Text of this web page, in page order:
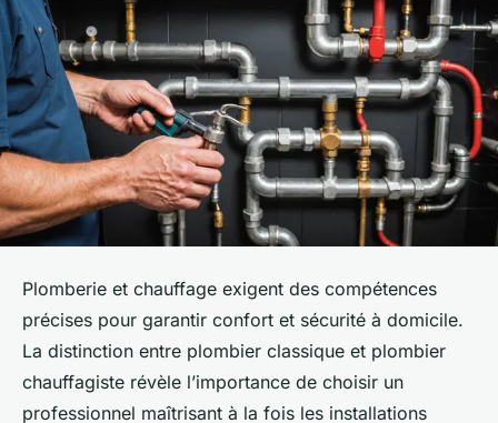
Plomberie et chauffage exigent des compétences
précises pour garantir confort et sécurité à domicile.
La distinction entre plombier classique et plombier
chauffagiste révèle l’importance de choisir un
professionnel maîtrisant à la fois les installations